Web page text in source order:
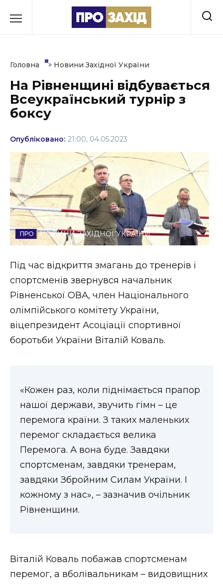
до
Культура
Освіта
Події
Політика
Соціум
Спорт
Стиль життя
Втрачений Ужгород (відеоверсія)
ЗАКАРПАТСЬКІ НОВИНИ
ФОТО
ВІДЕО
Головна » Новини Західної України
На Рівненщині відбувається
Всеукраїнський турнір з
боксу
Опубліковано: 21:00, 04.05.2023
НОВИНИ ЗАХІДНОЇ УКРАЇНИ
Під час відкриття змагань до тренерів і
спортсменів звернувся начальник
Рівненської ОВА, член Національного
олімпійського комітету України,
віцепрезидент Асоціації спортивної
боротьби України Віталій Коваль.
«Кожен раз, коли піднімається прапор
нашої держави, звучить гімн – це
перемога країни. З таких маленьких
перемог складається велика
Перемога. А вона буде. Завдяки
спортсменам, завдяки тренерам,
завдяки Збройним Силам України. І
кожному з нас», – зазначив очільник
Рівненщини.
Віталій Коваль побажав спортсменам
перемог, а вболівальникам – видовищних